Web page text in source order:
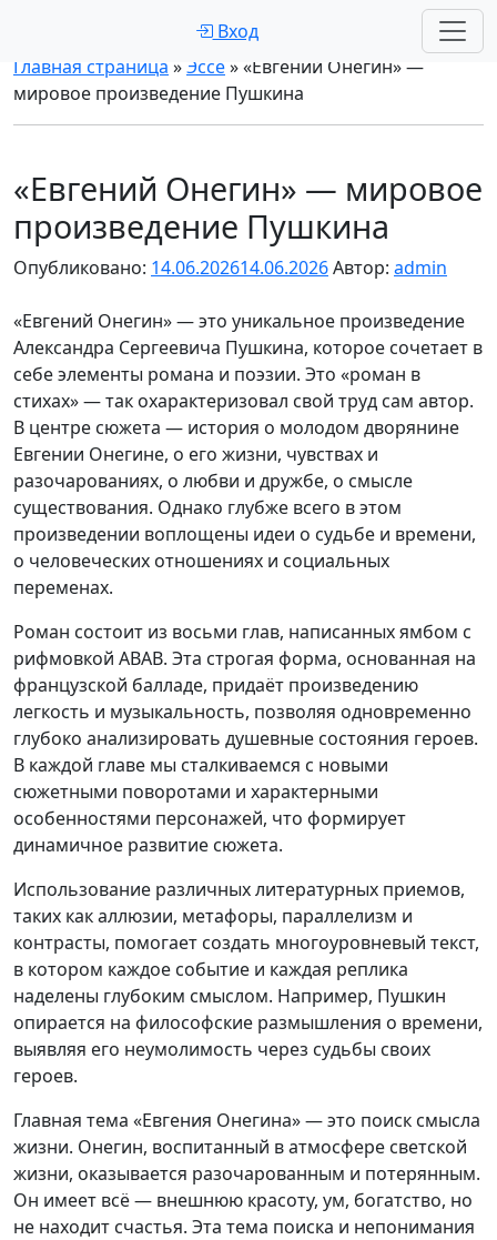
Вход
Главная страница »Эссе»«Евгений Онегин» —
мировое произведение Пушкина
«Евгений Онегин» — мировое
произведение Пушкина
Опубликовано: 14.06.202614.06.2026Автор: admin
«Евгений Онегин» — это уникальное произведение
Александра Сергеевича Пушкина, которое сочетает в
себе элементы романа и поэзии. Это «роман в
стихах» — так охарактеризовал свой труд сам автор.
В центре сюжета — история о молодом дворянине
Евгении Онегине, о его жизни, чувствах и
разочарованиях, о любви и дружбе, о смысле
существования. Однако глубже всего в этом
произведении воплощены идеи о судьбе и времени,
о человеческих отношениях и социальных
переменах.
Роман состоит из восьми глав, написанных ямбом с
рифмовкой ABAB. Эта строгая форма, основанная на
французской балладе, придаёт произведению
легкость и музыкальность, позволяя одновременно
глубоко анализировать душевные состояния героев.
В каждой главе мы сталкиваемся с новыми
сюжетными поворотами и характерными
особенностями персонажей, что формирует
динамичное развитие сюжета.
Использование различных литературных приемов,
таких как аллюзии, метафоры, параллелизм и
контрасты, помогает создать многоуровневый текст,
в котором каждое событие и каждая реплика
наделены глубоким смыслом. Например, Пушкин
опирается на философские размышления о времени,
выявляя его неумолимость через судьбы своих
героев.
Главная тема «Евгения Онегина» — это поиск смысла
жизни. Онегин, воспитанный в атмосфере светской
жизни, оказывается разочарованным и потерянным.
Он имеет всё — внешнюю красоту, ум, богатство, но
не находит счастья. Эта тема поиска и непонимания